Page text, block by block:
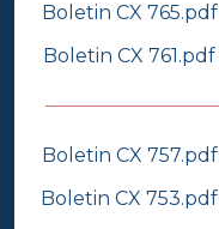
Boletin CX 765.pdf
Boletin CX 761.pdf
Boletin CX 757.pdf
Boletin CX 753.pdf